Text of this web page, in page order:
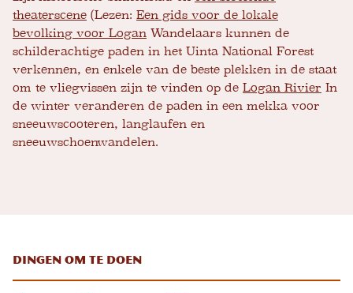
theaterscene (Lezen: Een gids voor de lokale
bevolking voor Logan Wandelaars kunnen de
schilderachtige paden in het Uinta National Forest
verkennen, en enkele van de beste plekken in de staat
om te vliegvissen zijn te vinden op de Logan Rivier In
de winter veranderen de paden in een mekka voor
sneeuwscooteren, langlaufen en
sneeuwschoenwandelen.
Dingen om te doen